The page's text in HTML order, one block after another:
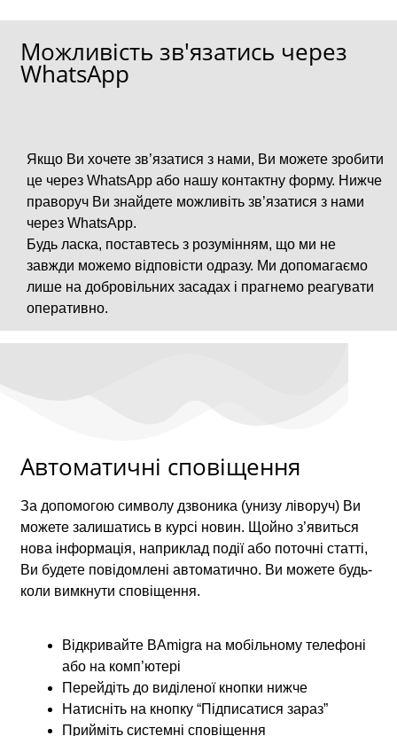
Можливість зв'язатись через
WhatsApp
Якщо Ви хочете зв’язатися з нами, Ви можете зробити
це через WhatsApp або нашу контактну форму. Нижче
праворуч Ви знайдете можливіть зв’язатися з нами
через WhatsApp.
Будь ласка, поставтесь з розумінням, що ми не
завжди можемо відповісти одразу. Ми допомагаємо
лише на добровільних засадах і прагнемо реагувати
оперативно.
Автоматичні сповіщення
За допомогою символу дзвоника (унизу ліворуч) Ви
можете залишатись в курсі новин. Щойно з’явиться
нова інформація, наприклад події або поточні статті,
Ви будете повідомлені автоматично. Ви можете будь-
коли вимкнути сповіщення.
Відкривайте BAmigra на мобільному телефоні
або на комп’ютері
Перейдіть до виділеної кнопки нижче
Натисніть на кнопку “Підписатися зараз”
Прийміть системні сповіщення